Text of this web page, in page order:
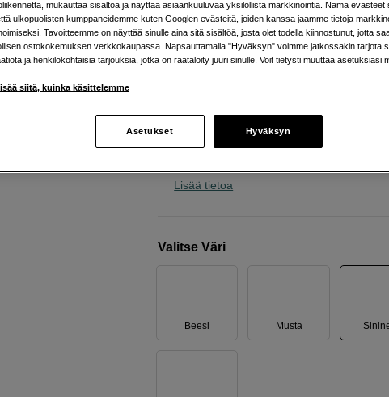
Verkkokauppa : Varastossa
Helsingin myymälä: Varastotilanne
Mukautettava ääni sovelluksella ja
Lisää tietoa
Valitse Väri
Beesi Musta
mukauttaa sisältöä ja näyttää asiaankuuluvaa yksilöllistä markkinointia. Nämä evästeet
ulkopuolisten kumppaneidemme kuten Googlen evästeitä, joiden kanssa jaamme tietoja
Tavoitteemme on näyttää sinulle aina sitä sisältöä, josta olet todella kiinnostunut, jotta
ostokokemuksen verkkokaupassa. Napsauttamalla "Hyväksyn" voimme jatkossakin tarjota
ja henkilökohtaisia tarjouksia, jotka on räätälöity juuri sinulle. Voit tietysti muuttaa asetuksiasi
siitä, kuinka käsittelemme
Asetukset Hyväksyn